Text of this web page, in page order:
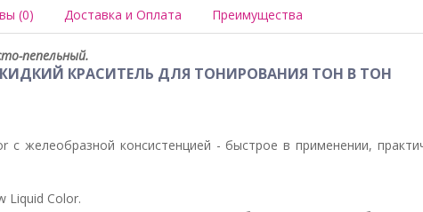
(0) Доставка и Оплата Преимущества
пепельный.
КРАСИТЕЛЬ ДЛЯ ТОНИРОВАНИЯ ТОН В ТОН
с желеобразной консистенцией - быстрое в применении,
Liquid Color.